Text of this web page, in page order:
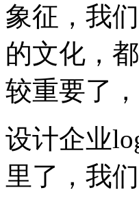
象征，我
的文化，
较重要了
设计企业
里了，我